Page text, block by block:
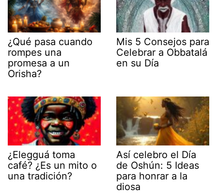
¿Qué pasa cuando
rompes una
promesa a un
Orisha?
Mis 5 Consejos para
Celebrar a Obbatalá
en su Día
¿Elegguá toma
café? ¿Es un mito o
una tradición?
Así celebro el Día
de Oshún: 5 Ideas
para honrar a la
diosa